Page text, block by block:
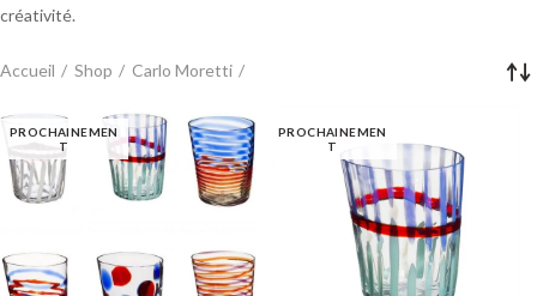
créativité.
Accueil Shop Carlo Moretti
PROCHAINEMEN
T
PROCHAINEMEN
T